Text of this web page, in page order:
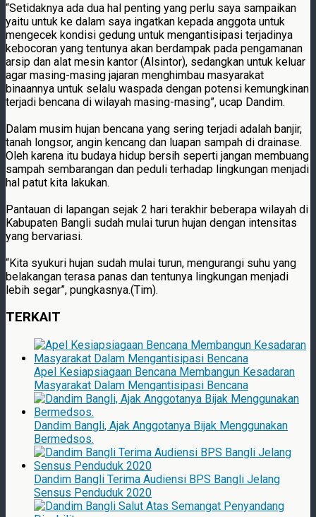
“Setidaknya ada dua hal penting yang perlu saya sampaikan
yaitu untuk ke dalam saya ingatkan kepada anggota untuk
mengecek kondisi gedung untuk mengantisipasi terjadinya
kebocoran yang tentunya akan berdampak pada pengamanan
arsip dan alat mesin kantor (Alsintor), sedangkan untuk keluar
agar masing-masing jajaran menghimbau masyarakat
binaannya untuk selalu waspada dengan potensi kemungkinan
terjadi bencana di wilayah masing-masing”, ucap Dandim.
Dalam musim hujan bencana yang sering terjadi adalah banjir,
tanah longsor, angin kencang dan luapan sampah di drainase.
Oleh karena itu budaya hidup bersih seperti jangan membuang
sampah sembarangan dan peduli terhadap lingkungan menjadi
hal patut kita lakukan.
Pantauan di lapangan sejak 2 hari terakhir beberapa wilayah di
Kabupaten Bangli sudah mulai turun hujan dengan intensitas
yang bervariasi.
“Kita syukuri hujan sudah mulai turun, mengurangi suhu yang
belakangan terasa panas dan tentunya lingkungan menjadi
lebih segar”, pungkasnya.(Tim).
TERKAIT
Apel Kesiapsiagaan Bencana Membangun Kesadaran
Masyarakat Dalam Mengantisipasi Bencana
Dandim Bangli, Ajak Anggotanya Bijak Menggunakan
Bermedsos.
Dandim Bangli Terima Audiensi BPS Bangli Jelang
Sensus Penduduk 2020